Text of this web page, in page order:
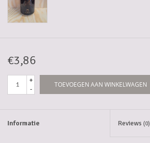
5-6l vaten
Streekproducten/Diverse
€3,86
+
-
TOEVOEGEN AAN WINKELWAGEN
Informatie Reviews (0)